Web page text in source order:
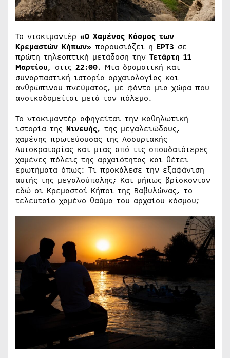
Το ντοκιμαντέρ «Ο Χαμένος Κόσμος των
Κρεμαστών Κήπων» παρουσιάζει η ΕΡΤ3 σε
πρώτη τηλεοπτική μετάδοση την Τετάρτη 11
Μαρτίου, στις 22:00. Μια δραματική και
συναρπαστική ιστορία αρχαιολογίας και
ανθρώπινου πνεύματος, με φόντο μια χώρα που
ανοικοδομείται μετά τον πόλεμο.
Το ντοκιμαντέρ αφηγείται την καθηλωτική
ιστορία της Νινευής, της μεγαλειώδους,
χαμένης πρωτεύουσας της Ασσυριακής
Αυτοκρατορίας και μιας από τις σπουδαιότερες
χαμένες πόλεις της αρχαιότητας και θέτει
ερωτήματα όπως: Τι προκάλεσε την εξαφάνιση
αυτής της μεγαλούπολης; Και μήπως βρίσκονταν
εδώ οι Κρεμαστοί Κήποι της Βαβυλώνας, το
τελευταίο χαμένο θαύμα του αρχαίου κόσμου;